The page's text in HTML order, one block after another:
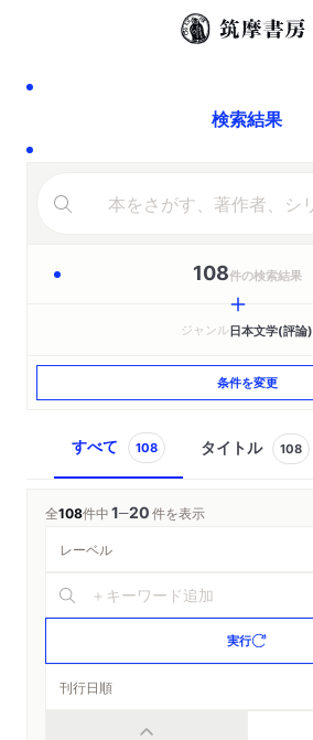
検索結果
108件の検索結果
ジャンル日本文学(評論)
条件を変更
すべて 108 タイトル 108
全108件中1─20件を表示
実行